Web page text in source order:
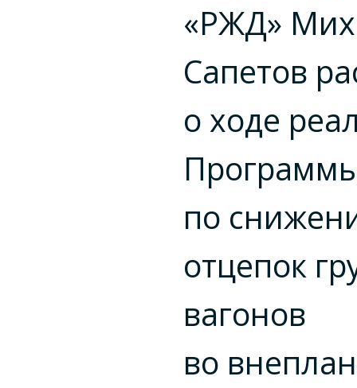
«РЖД»
Сапетов
о ходе
по
отцепок
вагонов
во